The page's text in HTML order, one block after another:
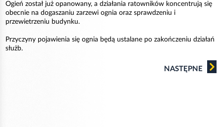
Ogień został już opanowany, a działania ratowników koncentrują się
obecnie na dogaszaniu zarzewi ognia oraz sprawdzeniu i
przewietrzeniu budynku.
Przyczyny pojawienia się ognia będą ustalane po zakończeniu działań
służb.
NASTĘPNE